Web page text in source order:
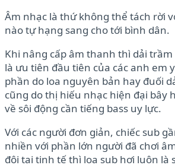
Âm nhạc là thứ không thể tách rời
nào tự hạng sang cho tới bình dân.
Khi nâng cấp âm thanh thì dải
là ưu tiên đầu tiên của các anh em
phần do loa nguyên bản hay đuối
cũng do thị hiếu nhạc hiện đại bây
về sôi động cần tiếng bass uy lực.
Với các người đơn giản, chiếc sub
nhiền với phần lớn người đã chơi
đôi tai tinh tế thì loa sub hơi luôn là